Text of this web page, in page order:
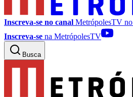
Inscreva-se no canal MetrópolesTV no
Inscreva-se na MetrópolesTV
Busca